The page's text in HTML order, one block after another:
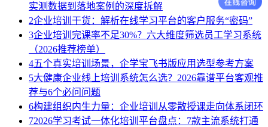
实测数据到落地案例的深度拆解
2企业培训干货：解析在线学习平台的客户服务“密码”
3企业培训完课率不足30%？六大维度筛选员工学习系统
（2026推荐榜单）
4五个真实培训场景，企学宝飞书版应用选型参考方案
5大健康企业线上培训系统怎么选？2026靠谱平台客观推
荐与6个必问问题
6构建组织内生力量：企业培训从零散授课走向体系闭环
72026学习考试一体化培训平台盘点：7款主流系统打通